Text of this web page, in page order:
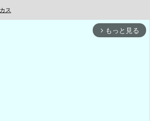
ス
arrow_forward_ios もっと見る